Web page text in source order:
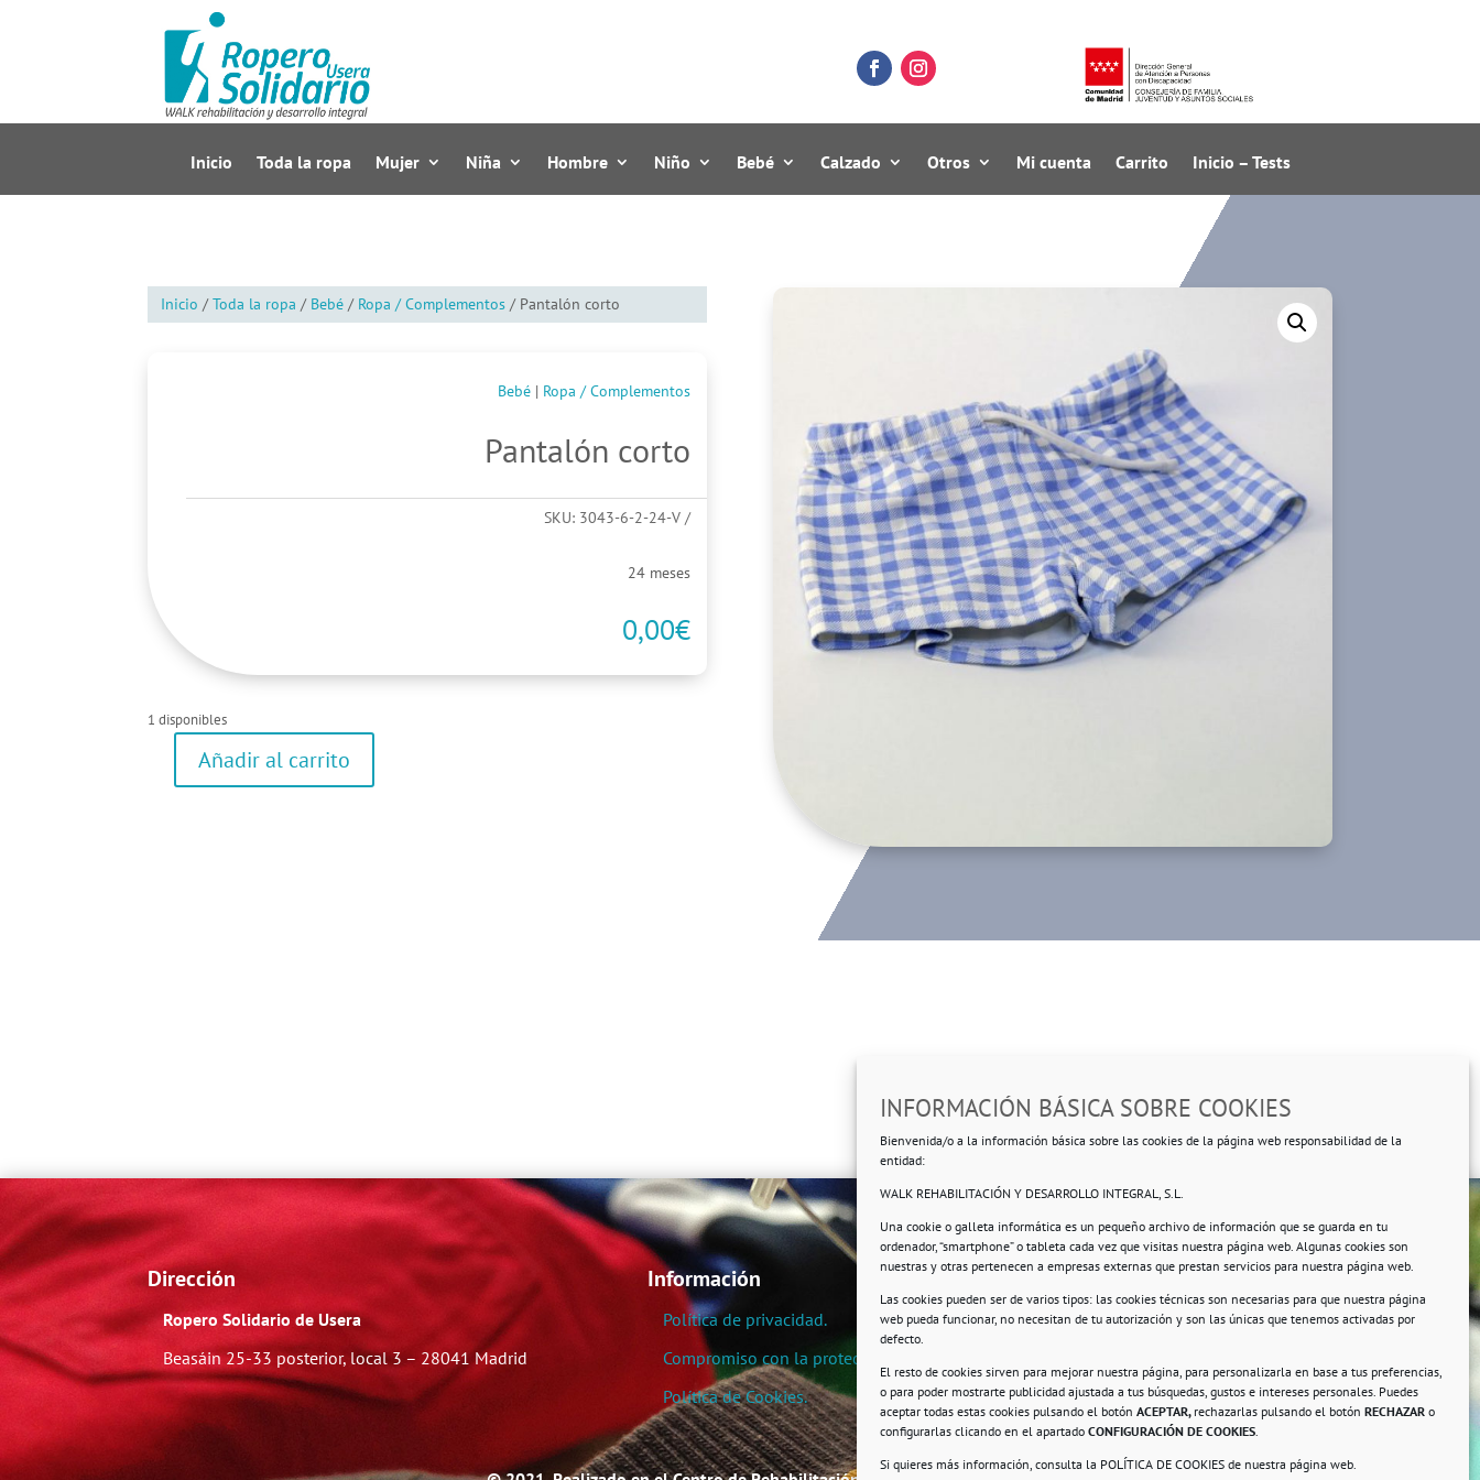
INFORMACIÓN BÁSICA SOBRE COOKIES
Bienvenida/o a la información básica sobre las cookies de la página web responsabilidad de la
entidad:
WALK REHABILITACIÓN Y DESARROLLO INTEGRAL, S.L.
Una cookie o galleta informática es un pequeño archivo de información que se guarda en tu
ordenador, “smartphone” o tableta cada vez que visitas nuestra página web. Algunas cookies son
nuestras y otras pertenecen a empresas externas que prestan servicios para nuestra página web.
Las cookies pueden ser de varios tipos: las cookies técnicas son necesarias para que nuestra página
web pueda funcionar, no necesitan de tu autorización y son las únicas que tenemos activadas por
defecto.
El resto de cookies sirven para mejorar nuestra página, para personalizarla en base a tus preferencias,
o para poder mostrarte publicidad ajustada a tus búsquedas, gustos e intereses personales. Puedes
aceptar todas estas cookies pulsando el botón ACEPTAR, rechazarlas pulsando el botón RECHAZAR o
configurarlas clicando en el apartado CONFIGURACIÓN DE COOKIES.
Si quieres más información, consulta la POLÍTICA DE COOKIES de nuestra página web.
Inicio Toda la ropa Mujer Niña Hombre Niño Bebé Calzado Otros Mi cuenta Carrito Inicio – Tests
Inicio /Toda la ropa / Bebé / Ropa / Complementos / Pantalón corto
Bebé | Ropa / Complementos
Pantalón corto
SKU: 3043-6-2-24-V
24 meses
0,00€
1 disponibles
PantalónAñadir al carrito
Dirección
Ropero Solidario de Usera
Beasáin 25-33 posterior, local 3 – 28041 Madrid
Información
Política de privacidad.
Compromiso con la protección de datos personales.
Política de Cookies.